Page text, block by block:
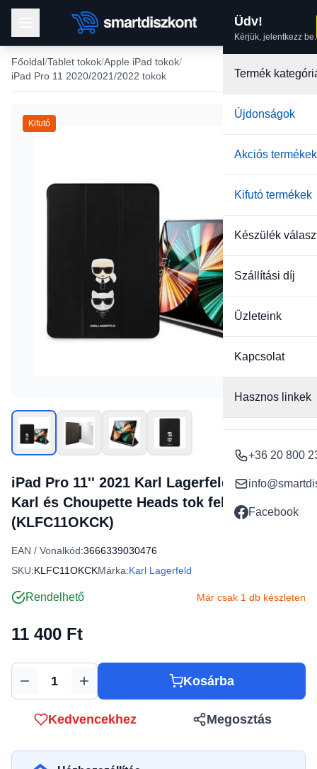
Üdv!
Kérjük, jelentkezz be.
Termék
Újdonságok
Akciós termékek
Kifutó termékek
Készülék
Szállítási díj
Üzleteink
Kapcsolat
Hasznos linkek
+36 20 800
Facebook
Főoldal Tablet tokok Apple iPad tokok
iPad Pro 11 2020/2021/2022 tokok
Kifutó
iPad Pro 11'' 2021 Karl Lagerfeld Saffiano
Karl és Choupette Heads tok fekete
(KLFC11OKCK)
EAN / Vonalkód:3666339030476
SKU:KLFC11OKCKMárka:Karl Lagerfeld
Rendelhető Már csak 1 db készleten
11 400 Ft
Mennyiség Kosárba
Kedvencekhez Megosztás